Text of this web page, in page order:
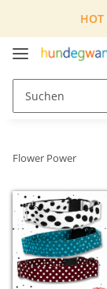
Flower Power